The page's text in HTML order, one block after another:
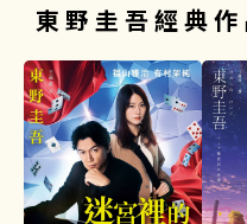
東野圭吾經典